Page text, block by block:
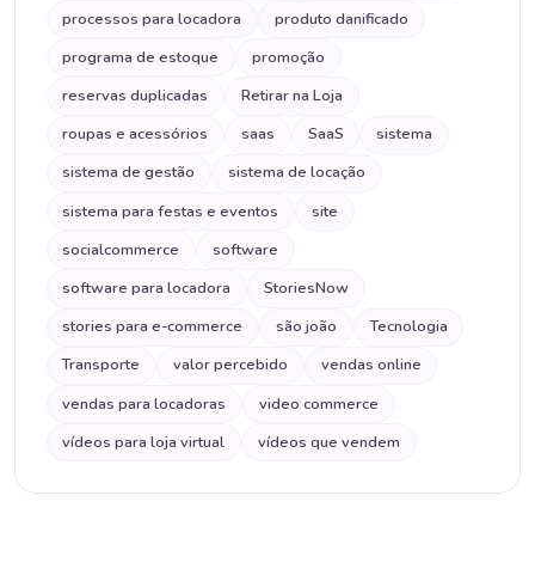
processos para locadora
produto danificado
programa de estoque
promoção
reservas duplicadas
Retirar na Loja
roupas e acessórios
saas SaaS
sistema
sistema de gestão
sistema de locação
sistema para festas e eventos
site
socialcommerce
software
software para locadora
StoriesNow
stories para e-commerce
são joão
Tecnologia
Transporte
valor percebido
vendas online
vendas para locadoras
video commerce
vídeos para loja virtual
vídeos que vendem